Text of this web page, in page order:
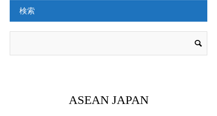
検索
ASEAN JAPAN